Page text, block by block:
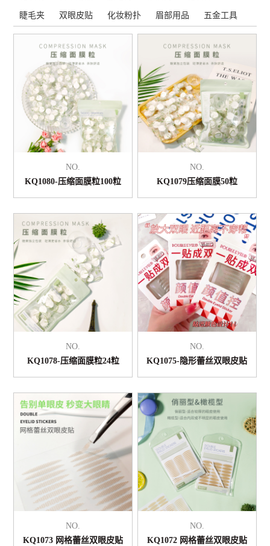
睫毛夹 双眼皮贴 化妆粉扑 眉部用品 五金工具
NO.
KQ1080-压缩面膜粒100粒
NO.
KQ1079压缩面膜50粒
NO.
KQ1078-压缩面膜粒24粒
NO.
KQ1075-隐形蕾丝双眼皮贴
NO.
KQ1073 网格蕾丝双眼皮贴
NO.
KQ1072 网格蕾丝双眼皮贴